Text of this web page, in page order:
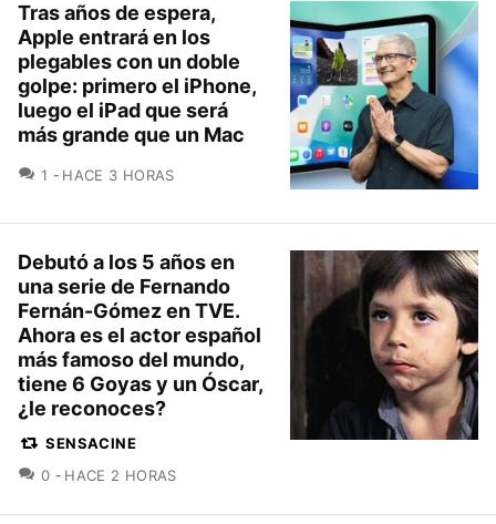
Tras años de espera,
Apple entrará en los
plegables con un doble
golpe: primero el iPhone,
luego el iPad que será
más grande que un Mac
1 COMENTARIOS
HACE 3 HORAS
Debutó a los 5 años en
una serie de Fernando
Fernán-Gómez en TVE.
Ahora es el actor español
más famoso del mundo,
tiene 6 Goyas y un Óscar,
¿le reconoces?
SENSACINE
0 COMENTARIOS
HACE 2 HORAS